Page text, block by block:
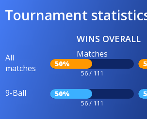
Tournament
WINS OVERALL
All
matches
Matches
50%
56 / 111
9-Ball 50%
56 / 111